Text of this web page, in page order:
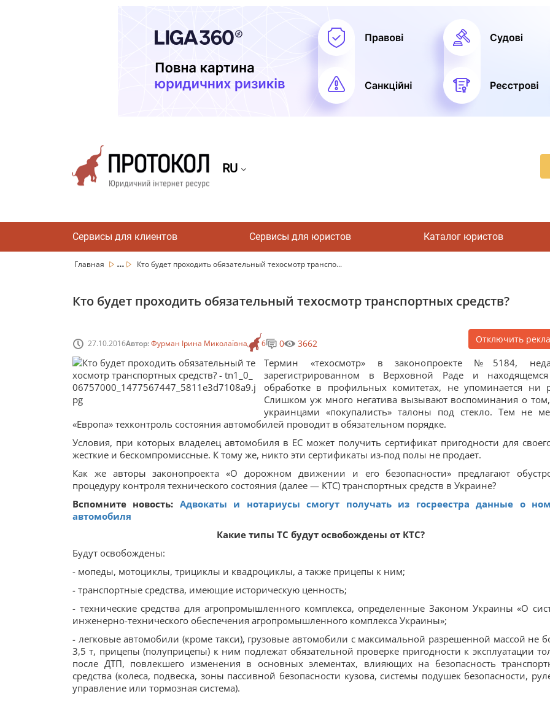
RU
Сервисы для клиентов Сервисы для юристов Каталог юристов
Главная ... Кто будет проходить обязательный техосмотр транспо...
Кто будет проходить обязательный техосмотр транспортных средств?
27.10.2016Автор:Фурман Ірина Миколаївна 6 0 3662 Отключить
Термин «техосмотр» в законопроекте №5184,
зарегистрированном в Верховной Раде и
обработке в профильных комитетах, не упоминается ни
Слишком уж много негатива вызывают воспоминания о
украинцами «покупалисть» талоны под стекло. Тем не
«Европа» техконтроль состояния автомобилей проводит в обязательном порядке.
Условия, при которых владелец автомобиля в ЕС может получить сертификат пригодности для
жесткие и бескомпромиссные. К тому же, никто эти сертификаты из-под полы не продает.
Как же авторы законопроекта «О дорожном движении и его безопасности» предлагают
процедуру контроля технического состояния (далее — КТС) транспортных средств в Украине?
Вспомните новость: Адвокаты и нотариусы смогут получать из госреестра данные о
автомобиля
Какие типы ТС будут освобождены от КТС?
Будут освобождены:
- мопеды, мотоциклы, трициклы и квадроциклы, а также прицепы к ним;
- транспортные средства, имеющие историческую ценность;
- технические средства для агропромышленного комплекса, определенные Законом Украины «О
инженерно-технического обеспечения агропромышленного комплекса Украины»;
- легковые автомобили (кроме такси), грузовые автомобили с максимальной разрешенной массой не
3,5 т, прицепы (полуприцепы) к ним подлежат обязательной проверке пригодности к эксплуатации
после ДТП, повлекшего изменения в основных элементах, влияющих на безопасность
средства (колеса, подвеска, зоны пассивной безопасности кузова, системы подушек безопасности,
управление или тормозная система).